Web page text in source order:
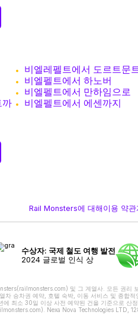
까
비엘레펠트에서 도르트문
비엘펠트에서 하노버
비엘펠트에서 만하임으로
비엘펠트에서 에센까지
Rail Monsters에 대해 이용 약관
수상자: 국제 철도 여행 발전
2024 글로벌 인식 상
및 그 계열사. 모든 권리
차 승차권 예약, 호텔 숙박, 이동 서비스 및 종합
에 최소 30일 이상 사전 예약된 건을 기준으로 산
Nexa Nova Technologies LTD,